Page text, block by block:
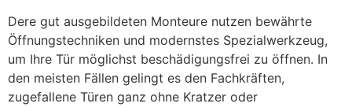
Dere gut ausgebildeten Monteure nutzen bewährte
Öffnungstechniken und modernstes Spezialwerkzeug,
um Ihre Tür möglichst beschädigungsfrei zu öffnen. In
den meisten Fällen gelingt es den Fachkräften,
zugefallene Türen ganz ohne Kratzer oder